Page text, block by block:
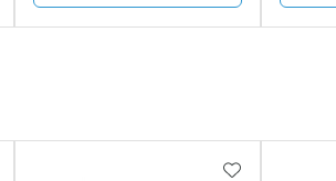
AOS FAVORITOSADICIONAR